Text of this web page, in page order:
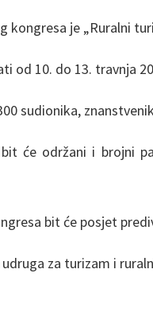
kongresa je „Ruralni
od 10. do 13. travnja
sudionika,
će održani i brojni
bit će posjet
za turizam i